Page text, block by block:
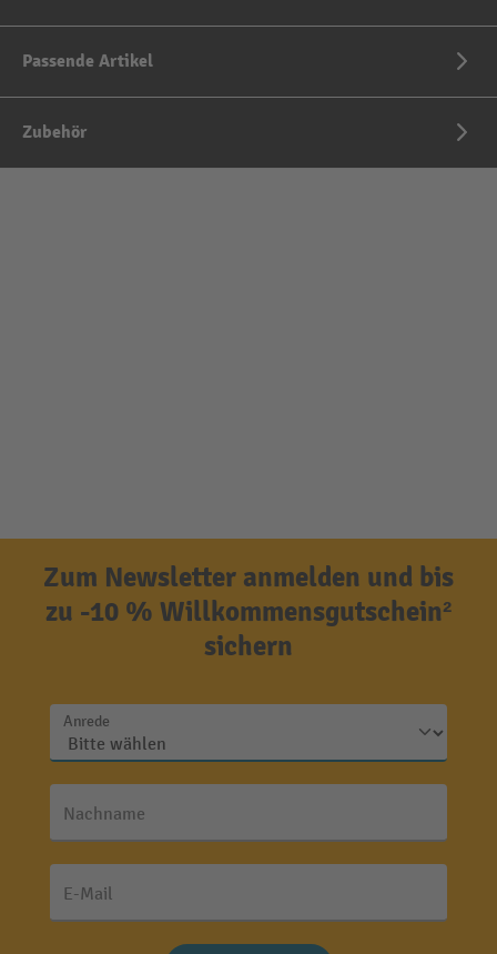
Passende Artikel
Zubehör
Zum Newsletter anmelden und bis
zu -10 % Willkommensgutschein²
sichern
Anrede
Nachname
E-Mail